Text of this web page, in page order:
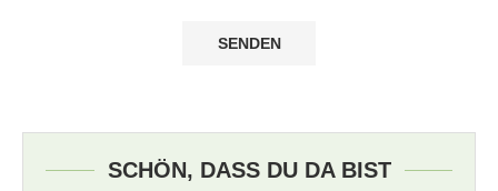
SCHÖN, DASS DU DA BIST